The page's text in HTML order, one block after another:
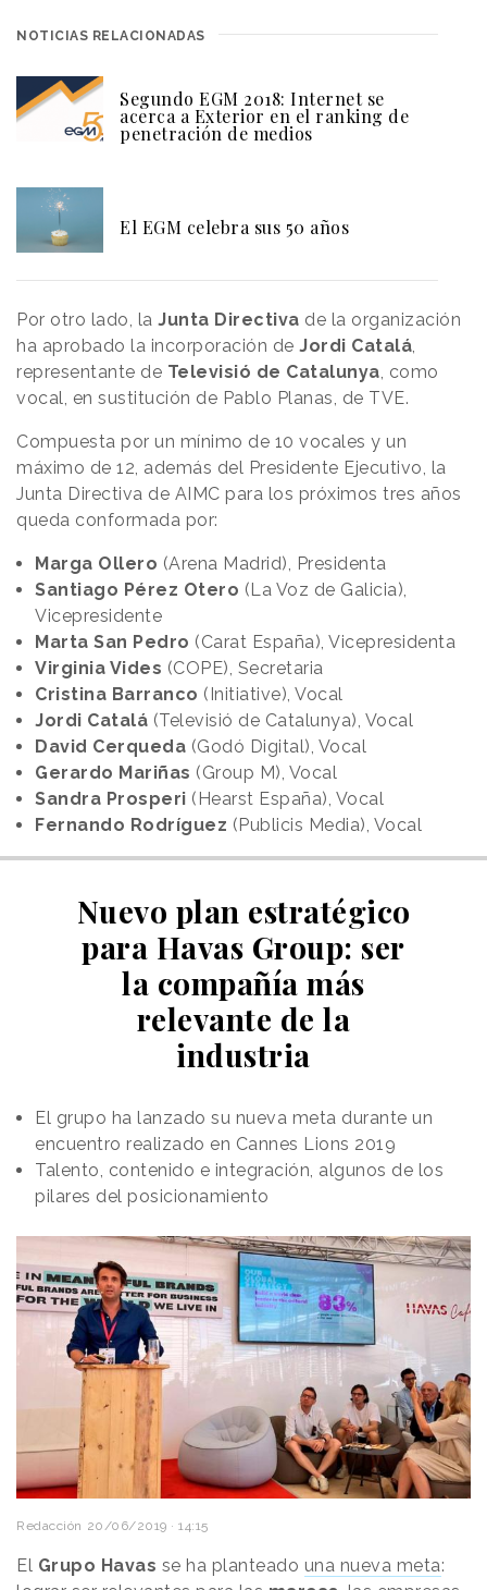
NOTICIAS RELACIONADAS
Segundo EGM 2018: Internet se
acerca a Exterior en el ranking de
penetración de medios
El EGM celebra sus 50 años
Por otro lado, la Junta Directiva de la organización
ha aprobado la incorporación de Jordi Catalá,
representante de Televisió de Catalunya, como
vocal, en sustitución de Pablo Planas, de TVE.
Compuesta por un mínimo de 10 vocales y un
máximo de 12, además del Presidente Ejecutivo, la
Junta Directiva de AIMC para los próximos tres años
queda conformada por:
Marga Ollero (Arena Madrid), Presidenta
Santiago Pérez Otero (La Voz de Galicia),
Vicepresidente
Marta San Pedro (Carat España), Vicepresidenta
Virginia Vides (COPE), Secretaria
Cristina Barranco (Initiative), Vocal
Jordi Catalá (Televisió de Catalunya), Vocal
David Cerqueda (Godó Digital), Vocal
Gerardo Mariñas (Group M), Vocal
Sandra Prosperi (Hearst España), Vocal
Fernando Rodríguez (Publicis Media), Vocal
Nuevo plan estratégico
para Havas Group: ser
la compañía más
relevante de la
industria
El grupo ha lanzado su nueva meta durante un
encuentro realizado en Cannes Lions 2019
Talento, contenido e integración, algunos de los
pilares del posicionamiento
Redacción 20/06/2019 · 14:15
El Grupo Havas se ha planteado una nueva meta: